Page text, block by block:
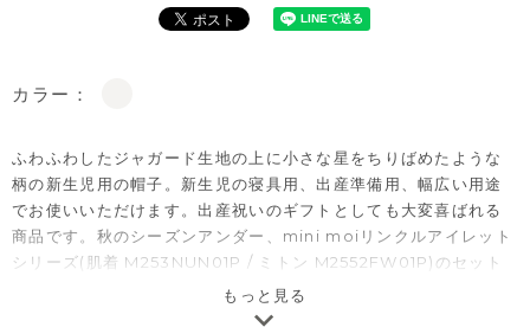
カラー：
ふわふわしたジャガード生地の上に小さな星をちりばめたような
柄の新生児用の帽子。新生児の寝具用、出産準備用、幅広い用途
でお使いいただけます。出産祝いのギフトとしても大変喜ばれる
商品です。秋のシーズンアンダー、mini moiリンクルアイレット
シリーズ(肌着 M253NUN01P / ミトン M2552FW01P)のセット
使いもおすすめです。mini moiとは・・・新生児のための新しい
moimolnのオリジナルシリーズ。
もっと見る